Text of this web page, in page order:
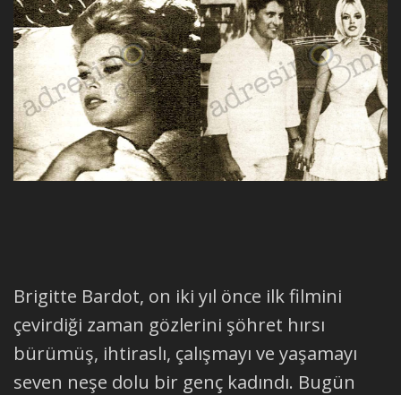
Brigitte Bardot, on iki yıl önce ilk filmini
çevirdiği zaman gözlerini şöhret hırsı
bürümüş, ihtiraslı, çalışmayı ve yaşamayı
seven neşe dolu bir genç kadındı. Bugün